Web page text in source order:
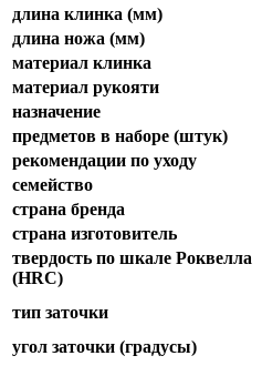
длина клинка (мм)
длина ножа (мм)
материал клинка
материал рукояти
назначение
предметов в наборе (штук)
рекомендации по уходу
семейство
страна бренда
страна изготовитель
твердость по шкале Роквелла
(HRC)
тип заточки
угол заточки (градусы)